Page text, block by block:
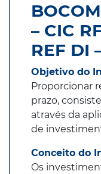
– CIC
REF DI
Objetivo do
Proporcionar
prazo,
através da
de
Conceito do
Os